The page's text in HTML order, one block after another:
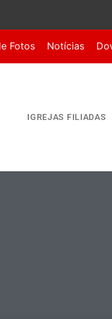
Fotos Notícias
IGREJAS FILIADAS